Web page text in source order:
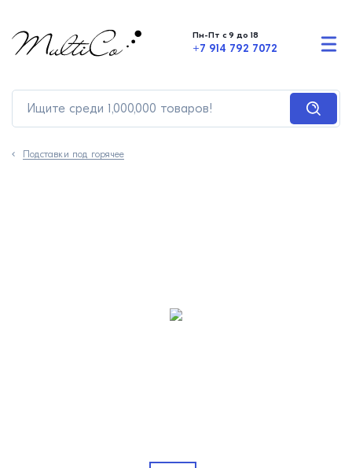
Пн-Пт с 9 до 18
+7 914 792 7072
Подставки под горячее